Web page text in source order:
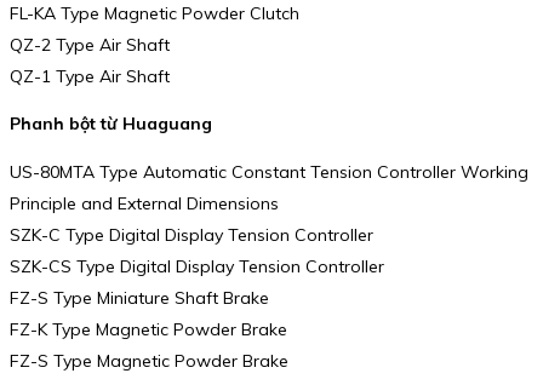
FL-KA Type Magnetic Powder Clutch
QZ-2 Type Air Shaft
QZ-1 Type Air Shaft
Phanh bột từ Huaguang
US-80MTA Type Automatic Constant Tension Controller Working
Principle and External Dimensions
SZK-C Type Digital Display Tension Controller
SZK-CS Type Digital Display Tension Controller
FZ-S Type Miniature Shaft Brake
FZ-K Type Magnetic Powder Brake
FZ-S Type Magnetic Powder Brake